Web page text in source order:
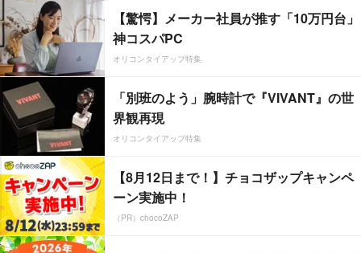
【驚愕】メーカー社員が推す「10万円台」
神コスパPC
オリコンタイアップ特集
「別班のよう」腕時計で『VIVANT』の世
界観再現
オリコンタイアップ特集
【8月12日まで！】チョコザップキャンペ
ーン実施中！
（PR）chocoZAP